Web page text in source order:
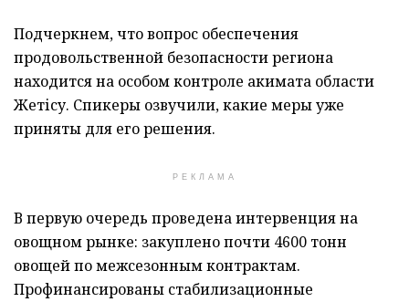
Подчеркнем, что вопрос обеспечения
продовольственной безопасности региона
находится на особом контроле акимата области
Жетісу. Спикеры озвучили, какие меры уже
приняты для его решения.
РЕКЛАМА
В первую очередь проведена интервенция на
овощном рынке: закуплено почти 4600 тонн
овощей по межсезонным контрактам.
Профинансированы стабилизационные